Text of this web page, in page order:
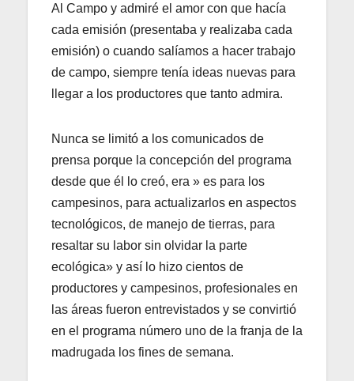
Al Campo y admiré el amor con que hacía
cada emisión (presentaba y realizaba cada
emisión) o cuando salíamos a hacer trabajo
de campo, siempre tenía ideas nuevas para
llegar a los productores que tanto admira.
Nunca se limitó a los comunicados de
prensa porque la concepción del programa
desde que él lo creó, era » es para los
campesinos, para actualizarlos en aspectos
tecnológicos, de manejo de tierras, para
resaltar su labor sin olvidar la parte
ecológica» y así lo hizo cientos de
productores y campesinos, profesionales en
las áreas fueron entrevistados y se convirtió
en el programa número uno de la franja de la
madrugada los fines de semana.